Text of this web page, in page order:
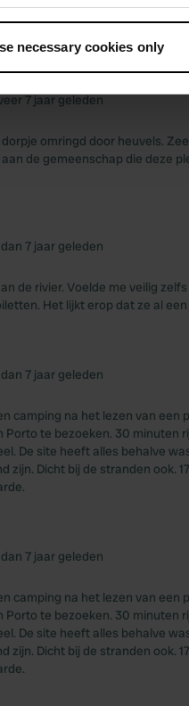
which can be
and set your
provide social media
media, advertising and
that they’ve collected from
necessary cookies only
7 jaar geleden
omringd door heuvels.
de gemeenschap die deze
7 jaar geleden
de rivier. Voelde me veilig
Het lijkt erop dat ze al
7 jaar geleden
camping na het lezen van
Porto te bezoeken. 30 minuten
De site heeft alles behalve
Dicht bij de stranden ook.
7 jaar geleden
camping na het lezen van
Porto te bezoeken. 30 minuten
De site heeft alles behalve
Dicht bij de stranden ook.